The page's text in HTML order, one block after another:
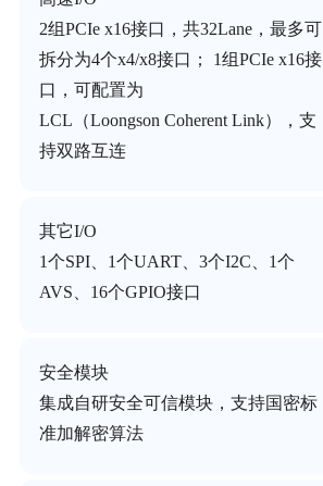
2组PCIe x16接口，共32Lane，最多可
拆分为4个x4/x8接口； 1组PCIe x16接
口，可配置为
LCL（Loongson Coherent Link），支
持双路互连
其它I/O
1个SPI、1个UART、3个I2C、1个
AVS、16个GPIO接口
安全模块
集成自研安全可信模块，支持国密标
准加解密算法